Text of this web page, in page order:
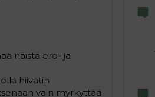
näistä ero- ja
hiivatin
vain myrkyttää